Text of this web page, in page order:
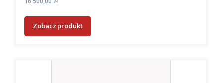
Zobacz produkt